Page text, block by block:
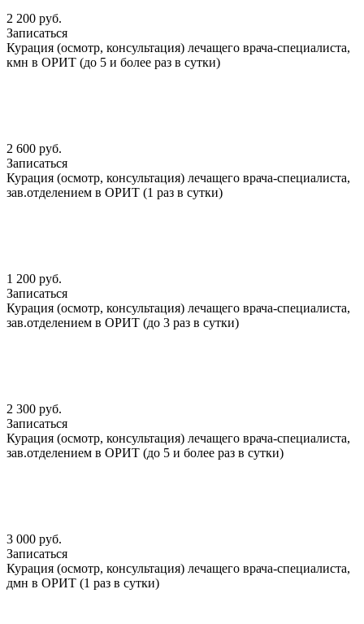
2 200 руб.
Записаться
Курация (осмотр, консультация) лечащего врача-специалиста,
кмн в ОРИТ (до 5 и более раз в сутки)
2 600 руб.
Записаться
Курация (осмотр, консультация) лечащего врача-специалиста,
зав.отделением в ОРИТ (1 раз в сутки)
1 200 руб.
Записаться
Курация (осмотр, консультация) лечащего врача-специалиста,
зав.отделением в ОРИТ (до 3 раз в сутки)
2 300 руб.
Записаться
Курация (осмотр, консультация) лечащего врача-специалиста,
зав.отделением в ОРИТ (до 5 и более раз в сутки)
3 000 руб.
Записаться
Курация (осмотр, консультация) лечащего врача-специалиста,
дмн в ОРИТ (1 раз в сутки)